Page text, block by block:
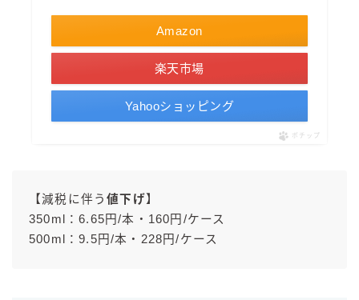
Amazon
楽天市場
Yahooショッピング
ポチップ
【減税に伴う値下げ】
350ml：6.65円/本・160円/ケース
500ml：9.5円/本・228円/ケース